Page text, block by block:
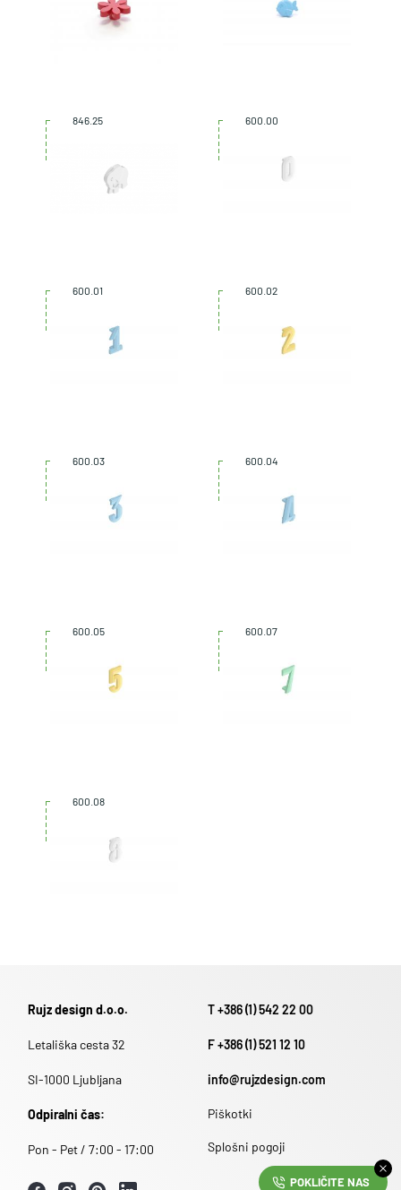
846.25 600.00
600.01 600.02
600.03 600.04
600.05 600.07
600.08
Rujz design d.o.o.
Letališka cesta 32
SI-1000 Ljubljana
Odpiralni čas:
Pon - Pet / 7:00 - 17:00
T +386 (1) 542 22 00
F +386 (1) 521 12 10
info@rujzdesign.com
Piškotki
Splošni pogoji
POKLIČITE NAS